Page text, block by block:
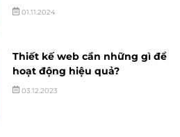
01.11.2024
Thiết kế web cần những gì để
hoạt động hiệu quả?
03.12.2023